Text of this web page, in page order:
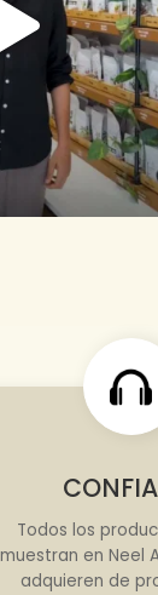
Todos los
muestran en Neel
adquieren de